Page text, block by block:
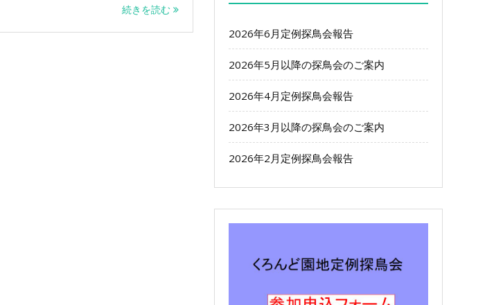
続きを読む
2026年6月定例探鳥会報告
2026年5月以降の探鳥会のご案内
2026年4月定例探鳥会報告
2026年3月以降の探鳥会のご案内
2026年2月定例探鳥会報告